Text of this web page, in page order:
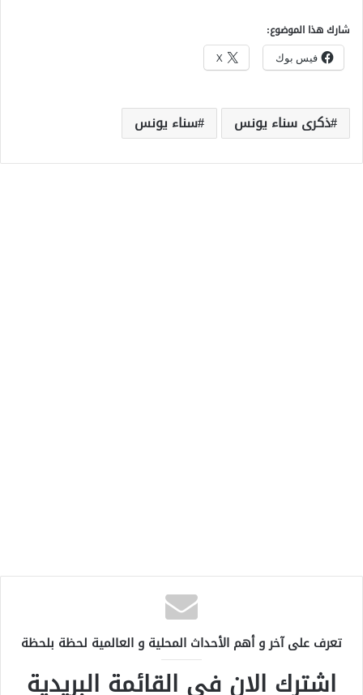
شارك هذا الموضوع:
فيس بوك X
ذكرى سناء يونس سناء يونس
تعرف على آخر و أهم الأحداث المحلية و العالمية لحظة بلحظة
اشترك الان في القائمة البريدية